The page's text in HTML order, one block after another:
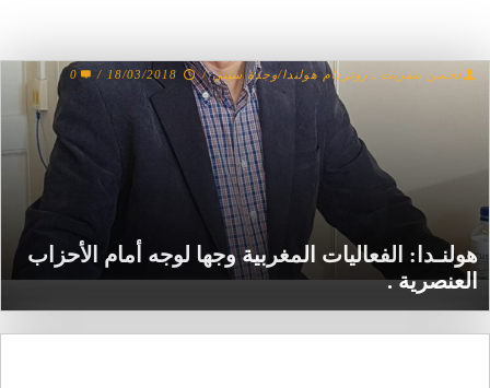
هولنـدا: الفعاليات المغربية وجها لوجه أمام الأحزاب
العنصرية .
لحسن بنمريت ـ روتردام هولندا/وجدة سيتي /
18/03/2018
/
0